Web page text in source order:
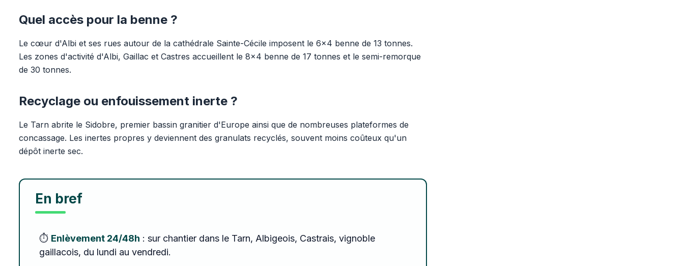
Quel accès pour la benne ?
Le cœur d'Albi et ses rues autour de la cathédrale Sainte-Cécile imposent le 6x4 benne de 13 tonnes.
Les zones d'activité d'Albi, Gaillac et Castres accueillent le 8x4 benne de 17 tonnes et le semi-remorque
de 30 tonnes.
Recyclage ou enfouissement inerte ?
Le Tarn abrite le Sidobre, premier bassin granitier d'Europe ainsi que de nombreuses plateformes de
concassage. Les inertes propres y deviennent des granulats recyclés, souvent moins coûteux qu'un
dépôt inerte sec.
En bref
⏱️ Enlèvement 24/48h : sur chantier dans le Tarn, Albigeois, Castrais, vignoble
gaillacois, du lundi au vendredi.